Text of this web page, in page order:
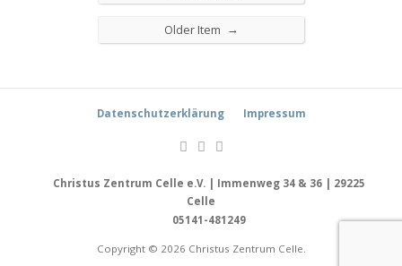
Older Item →
Datenschutzerklärung Impressum
Christus Zentrum Celle e.V. | Immenweg 34 & 36 | 29225
Celle
05141-481249
Copyright © 2026 Christus Zentrum Celle.